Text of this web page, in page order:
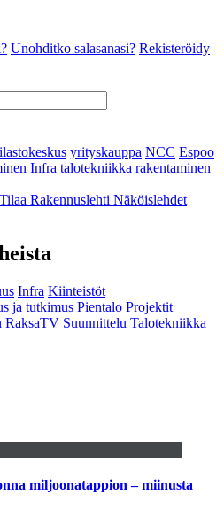
Unohditko salasanasi? Rekisteröidy
yrityskauppa NCC Espoo
Infra talotekniikka rakentaminen
Tilaa Rakennuslehti Näköislehdet
Infra Kiinteistöt
ja tutkimus Pientalo Projektit
RaksaTV Suunnittelu Talotekniikka
miljoonatappion – miinusta